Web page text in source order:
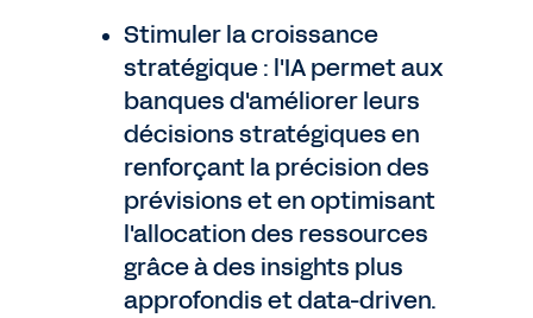
Stimuler la croissance
stratégique : l'IA permet aux
banques d'améliorer leurs
décisions stratégiques en
renforçant la précision des
prévisions et en optimisant
l'allocation des ressources
grâce à des insights plus
approfondis et data-driven.